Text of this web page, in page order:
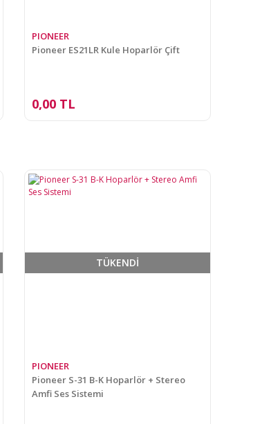
PIONEER
Pioneer ES21LR Kule Hoparlör Çift
0,00 TL
TÜKENDİ
PIONEER
Pioneer S-31 B-K Hoparlör + Stereo
Amfi Ses Sistemi